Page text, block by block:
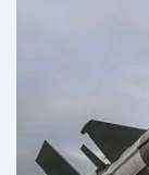
наголошують,
закрити ці